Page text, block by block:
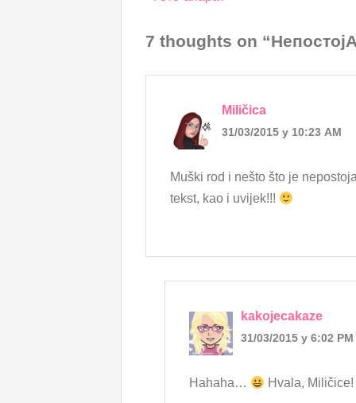
7 thoughts on
Miličica
31/03/2015 у 10:23 AM
Muški rod i nešto što je
tekst, kao i uvijek!!!
kakojecakaze
31/03/2015 у 6:02 PM
Hahaha…
Hvala, Miličice!